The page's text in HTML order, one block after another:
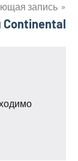
запись